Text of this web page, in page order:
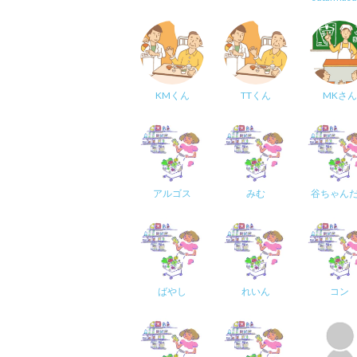
KMくん TTくん MKさん
アルゴス みむ 谷ちゃん
ばやし れいん コン